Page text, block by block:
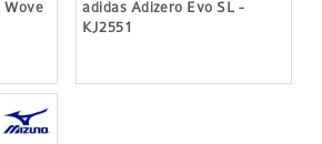
Wove
adidas Adizero Evo SL -
KJ2551